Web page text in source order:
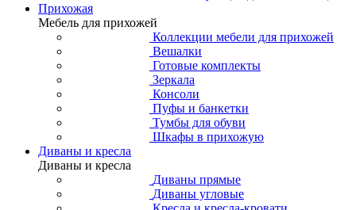
Прихожая
Мебель для прихожей
Коллекции мебели для прихожей
Вешалки
Готовые комплекты
Зеркала
Консоли
Пуфы и банкетки
Тумбы для обуви
Шкафы в прихожую
Диваны и кресла
Диваны и кресла
Диваны прямые
Диваны угловые